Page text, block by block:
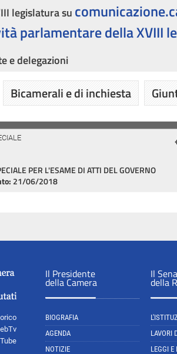
legislatura su
parlamentare della XVIII
e delegazioni
Bicamerali e di inchiesta
PER L'ESAME DI ATTI DEL GOVERNO
21/06/2018
Il Presidente
della Camera
BIOGRAFIA
AGENDA
NOTIZIE
Il
della
LAVORI
LEGGI E